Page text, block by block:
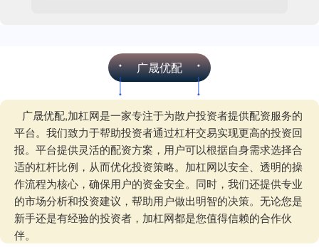
广晟优配
广晟优配,加杠网是一家专注于为散户投资者提供配资服务的
平台。我们致力于帮助投资者通过杠杆交易实现更高的投资回
报。平台提供灵活的配资方案，用户可以根据自身需求选择合
适的杠杆比例，从而优化投资策略。加杠网以安全、透明的操
作流程为核心，确保用户的资金安全。同时，我们还提供专业
的市场分析和投资建议，帮助用户做出明智的决策。无论您是
新手还是有经验的投资者，加杠网都是您值得信赖的合作伙
伴。